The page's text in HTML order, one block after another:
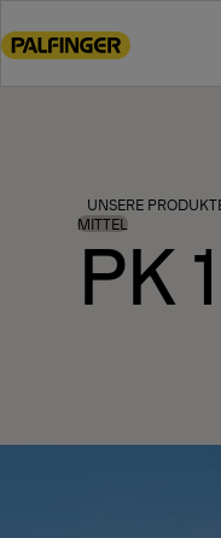
to
UNSERE
MITTEL
PK